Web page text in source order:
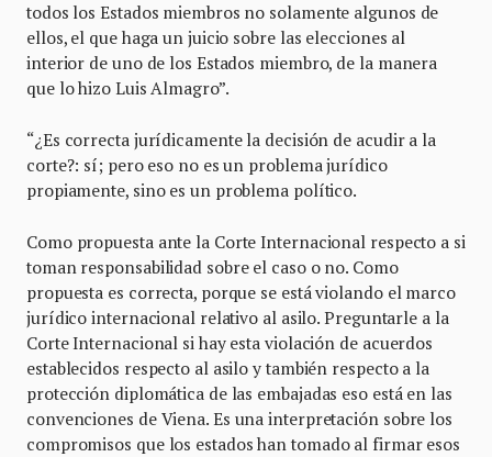
todos los Estados miembros no solamente algunos de
ellos, el que haga un juicio sobre las elecciones al
interior de uno de los Estados miembro, de la manera
que lo hizo Luis Almagro”.
“¿Es correcta jurídicamente la decisión de acudir a la
corte?: sí; pero eso no es un problema jurídico
propiamente, sino es un problema político.
Como propuesta ante la Corte Internacional respecto a si
toman responsabilidad sobre el caso o no. Como
propuesta es correcta, porque se está violando el marco
jurídico internacional relativo al asilo. Preguntarle a la
Corte Internacional si hay esta violación de acuerdos
establecidos respecto al asilo y también respecto a la
protección diplomática de las embajadas eso está en las
convenciones de Viena. Es una interpretación sobre los
compromisos que los estados han tomado al firmar esos